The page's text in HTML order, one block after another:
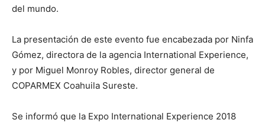
del mundo.
La presentación de este evento fue encabezada por Ninfa
Gómez, directora de la agencia International Experience,
y por Miguel Monroy Robles, director general de
COPARMEX Coahuila Sureste.
Se informó que la Expo International Experience 2018